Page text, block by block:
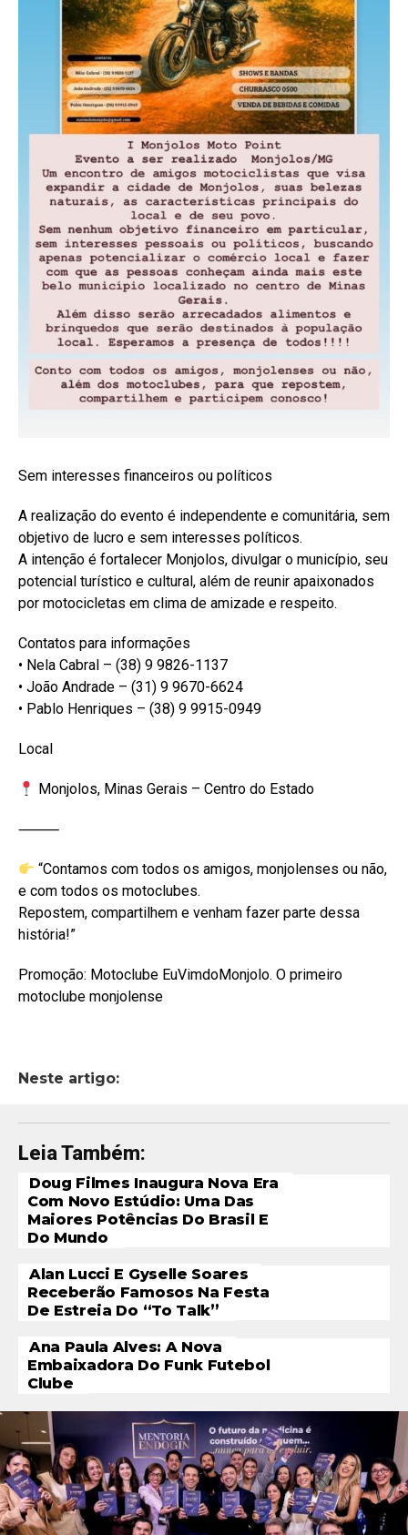
Sem interesses financeiros ou políticos
A realização do evento é independente e comunitária, sem
objetivo de lucro e sem interesses políticos.
A intenção é fortalecer Monjolos, divulgar o município, seu
potencial turístico e cultural, além de reunir apaixonados
por motocicletas em clima de amizade e respeito.
Contatos para informações
• Nela Cabral – (38) 9 9826-1137
• João Andrade – (31) 9 9670-6624
• Pablo Henriques – (38) 9 9915-0949
Local
Monjolos, Minas Gerais – Centro do Estado
⸻
“Contamos com todos os amigos, monjolenses ou não,
e com todos os motoclubes.
Repostem, compartilhem e venham fazer parte dessa
história!”
Promoção: Motoclube EuVimdoMonjolo. O primeiro
motoclube monjolense
Neste artigo:
Leia Também:
Doug Filmes Inaugura Nova Era
Com Novo Estúdio: Uma Das
Maiores Potências Do Brasil E
Do Mundo
Alan Lucci E Gyselle Soares
Receberão Famosos Na Festa
De Estreia Do “To Talk”
Ana Paula Alves: A Nova
Embaixadora Do Funk Futebol
Clube